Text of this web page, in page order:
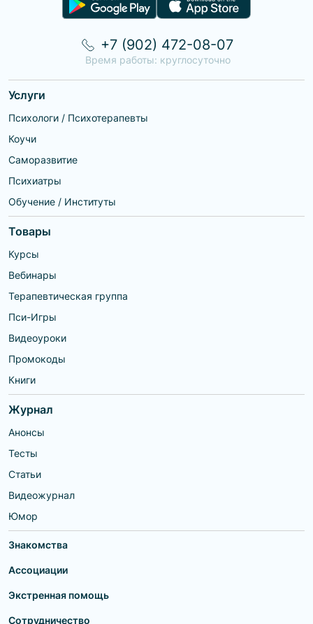
Услуги
Психологи / Психотерапевты
Коучи
Саморазвитие
Психиатры
Обучение / Институты
Товары
Курсы
Вебинары
Терапевтическая группа
Пси-Игры
Видеоуроки
Промокоды
Книги
Журнал
Анонсы
Тесты
Статьи
Видеожурнал
Юмор
Знакомства
Ассоциации
Экстренная помощь
Сотрудничество
+7 (902) 472-08-07
Время работы: круглосуточно